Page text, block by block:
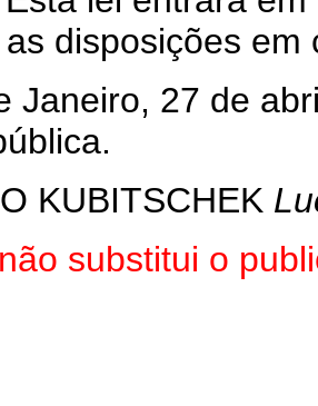
disposições em
27 de abril
KUBITSCHEK
substitui o